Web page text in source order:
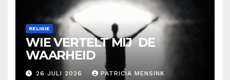
RELIGIE
WIE VERTELT MIJ DE
WAARHEID
26 JULI 2026 PATRICIA MENSINK